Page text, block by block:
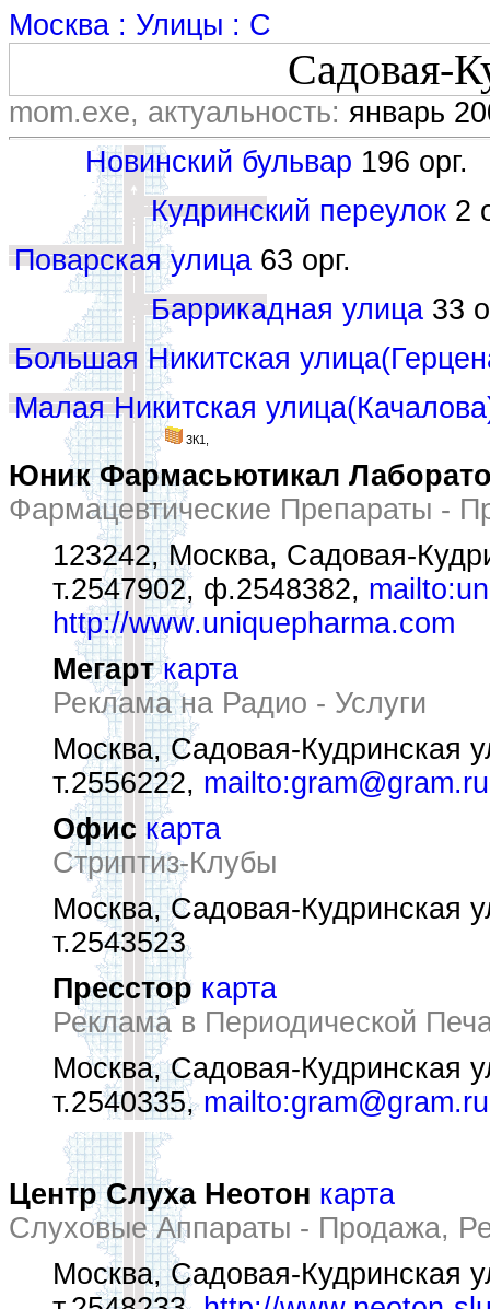
Москва : Улицы : С
Садовая-
mom.exe, актуальность: январь
Новинский бульвар 196 орг.
Кудринский переулок 2
Поварская улица 63 орг.
Баррикадная улица 33
Большая Никитская
Малая Никитская
3К1,
Юник Фармасьютикал
Фармацевтические Препараты -
123242, Москва, Садовая-
т.2547902, ф.2548382,
http://www.uniquepharma.com
Мегарт карта
Реклама на Радио - Услуги
Москва, Садовая-Кудринская
т.2556222, mailto:gram@gram.ru
Офис карта
Стриптиз-Клубы
Москва, Садовая-Кудринская
т.2543523
Пресстор карта
Реклама в Периодической
Москва, Садовая-Кудринская
т.2540335,mailto:gram@gram.ru
Центр Слуха Неотон карта
Слуховые Аппараты - Продажа,
Москва, Садовая-Кудринская